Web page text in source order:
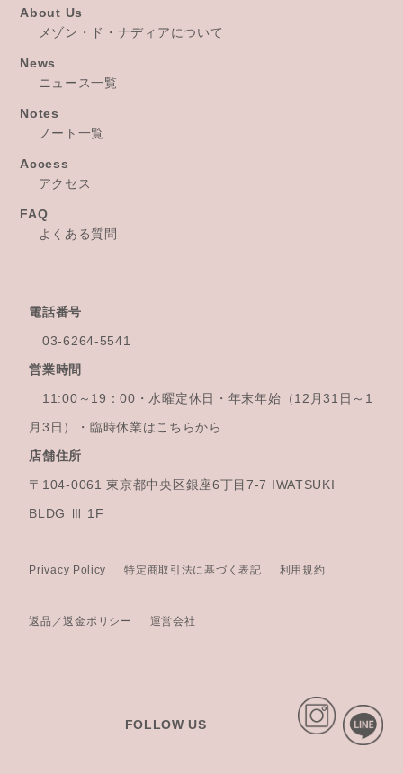
About Us
メゾン・ド・ナディアについて
News
ニュース一覧
Notes
ノート一覧
Access
アクセス
FAQ
よくある質問
電話番号
03-6264-5541
営業時間
11:00～19：00・水曜定休日・年末年始 （12月31日～1
月3日）・臨時休業はこちらから
店舗住所
〒104-0061 東京都中央区銀座6丁目7-7 IWATSUKI
BLDG Ⅲ 1F
Privacy Policy 特定商取引法に基づく表記 利用規約
返品／返金ポリシー 運営会社
FOLLOW US